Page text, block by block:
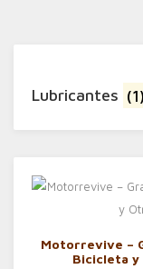
Lubricantes (1)
Motorrevive –
Bicicleta